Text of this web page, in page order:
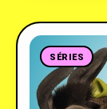
SÉRIES